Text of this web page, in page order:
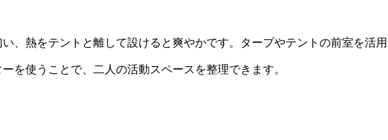
、熱をテントと離して設けると爽やかです。タープやテントの前室を活用
を使うことで、二人の活動スペースを整理できます。